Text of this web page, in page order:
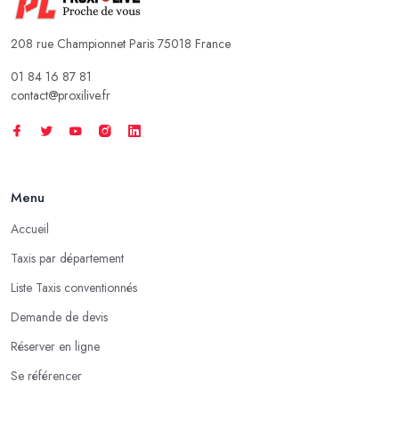
208 rue Championnet Paris 75018 France
01 84 16 87 81
contact@proxilive.fr
Menu
Accueil
Taxis par département
Liste Taxis conventionnés
Demande de devis
Réserver en ligne
Se référencer